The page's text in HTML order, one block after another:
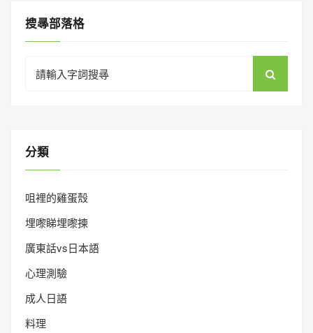
搜㝷部落格
for:
分類
咀裡的雞蛋殼
埋嚟睇埋嚟揀
廣東話vs日本語
心理測驗
成人日語
料理